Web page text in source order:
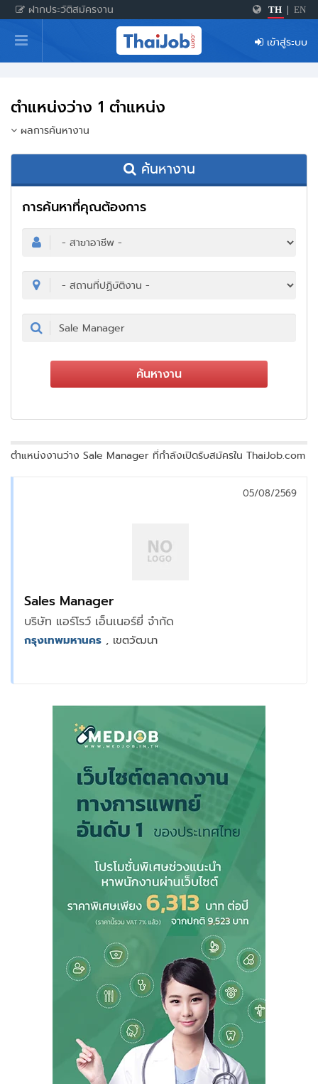
ฝากประวัติสมัครงาน TH EN
หน้าหลัก
ผู้สมัครงาน: เข้าสู่ระบบ
เกร็ดความรู้
สำหรับผู้ประกอบการ
เข้าสู่ระบบ
ตำแหน่งว่าง 1 ตำแหน่ง
ผลการค้นหางาน
ค้นหางาน
การค้นหาที่คุณต้องการ
ค้นหางาน
ตำแหน่งงานว่าง Sale Manager ที่กำลังเปิดรับสมัครใน ThaiJob.com
Sales Manager
บริษัท แอร์โรว์ เอ็นเนอร์ยี่ จำกัด
05/08/2569
กรุงเทพมหานคร , เขตวัฒนา